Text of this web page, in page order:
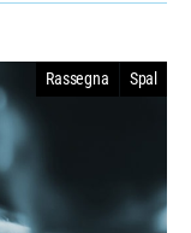
Rassegna Spal